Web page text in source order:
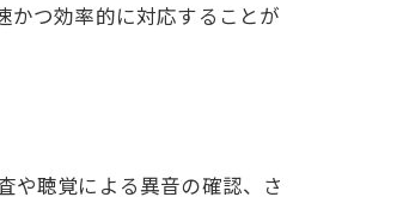
かつ効率的に対応することが
や聴覚による異音の確認、さ